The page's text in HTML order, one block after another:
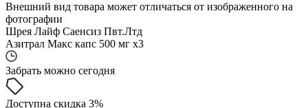
Внешний вид товара может отличаться от изображенного на
фотографии
Шрея Лайф Саенсиз Пвт.Лтд
Азитрал Макс капс 500 мг x3
Забрать можно сегодня
Доступна скидка 3%